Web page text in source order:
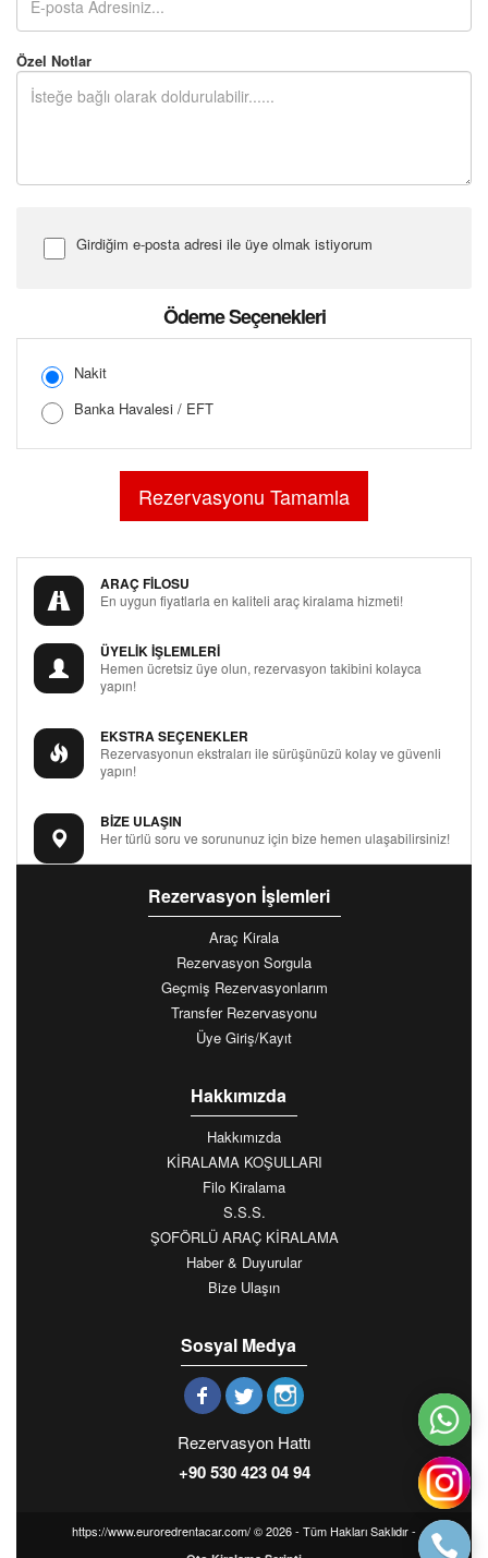
Özel Notlar
Girdiğim e-posta adresi ile üye olmak istiyorum
Şifreyi Tekrar Girin
Ödeme Seçenekleri
Nakit
Banka Havalesi / EFT
ARAÇ FİLOSU
En uygun fiyatlarla en kaliteli araç kiralama hizmeti!
ÜYELİK İŞLEMLERİ
Hemen ücretsiz üye olun, rezervasyon takibini kolayca
yapın!
EKSTRA SEÇENEKLER
Rezervasyonun ekstraları ile sürüşünüzü kolay ve güvenli
yapın!
BİZE ULAŞIN
Her türlü soru ve sorununuz için bize hemen ulaşabilirsiniz!
Rezervasyon İşlemleri
Araç Kirala
Rezervasyon Sorgula
Geçmiş Rezervasyonlarım
Transfer Rezervasyonu
Üye Giriş/Kayıt
Hakkımızda
Hakkımızda
KİRALAMA KOŞULLARI
Filo Kiralama
S.S.S.
ŞOFÖRLÜ ARAÇ KİRALAMA
Haber & Duyurular
Bize Ulaşın
Sosyal Medya
Rezervasyon Hattı
+90 530 423 04 94
https://www.euroredrentacar.com/ © 2026 - Tüm Hakları Saklıdır -